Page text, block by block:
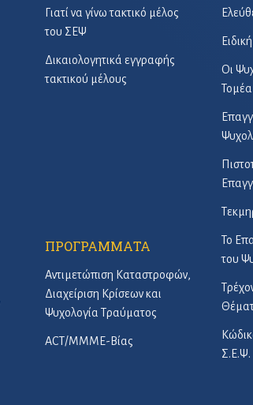
Γιατί να γίνω τακτικό μέλος
του ΣΕΨ
Δικαιολογητικά εγγραφής
τακτικού μέλους
Οι
Τομέα
Το
του
Σ.Ε.Ψ.
ΠΡΟΓΡΑΜΜΑΤΑ
Αντιμετώπιση Καταστροφών,
Διαχείριση Κρίσεων και
Ψυχολογία Τραύματος
ACT/ΜΜΜΕ-Βίας